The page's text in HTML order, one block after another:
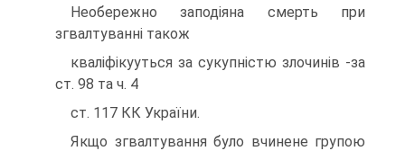
Необережно заподiяна смерть при
згвалтуваннi також
квалiфiкууться за сукупнiстю злочинiв -за
ст. 98 та ч. 4
ст. 117 КК України.
Якщо згвалтування було вчинене групою